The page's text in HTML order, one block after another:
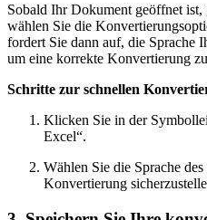
Sobald Ihr Dokument geöffnet
wählen Sie die
fordert Sie dann auf, die Sprache
um eine korrekte Konvertierung
Schritte zur schnellen
Klicken Sie in der
Excel“.
Wählen Sie die Sprache
Konvertierung